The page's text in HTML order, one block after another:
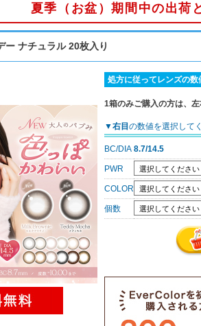
夏季（お盆）期間中の出荷
ー ナチュラル 20枚入り
処方に従ってレンズの数
1箱のみご購入の方は、
▼右目の数値を選択して
BC/DIA 8.7/14.5
PWR
COLOR
個数